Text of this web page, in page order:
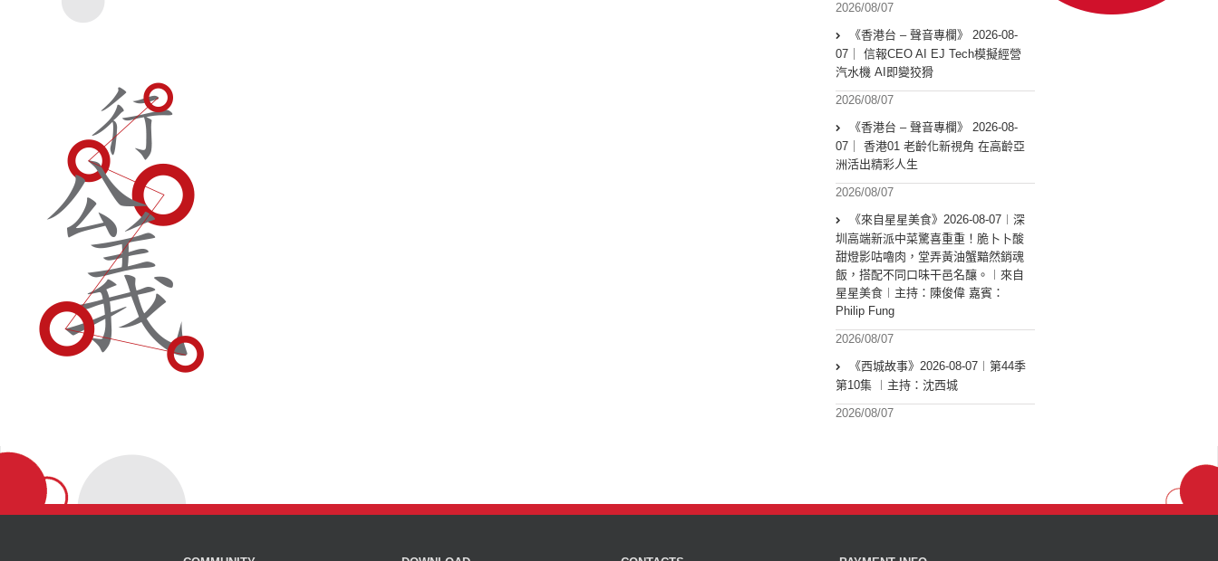
2026/08/07
《香港台 – 聲音專欄》 2026-08-
07｜ 信報CEO AI EJ Tech模擬經營
汽水機 AI即變狡猾
2026/08/07
《香港台 – 聲音專欄》 2026-08-
07｜ 香港01 老齡化新視角 在高齡亞
洲活出精彩人生
2026/08/07
《來自星星美食》2026-08-07︱深
圳高端新派中菜驚喜重重！脆卜卜酸
甜燈影咕嚕肉，堂弄黃油蟹黯然銷魂
飯，搭配不同口味干邑名釀。︱來自
星星美食︱主持：陳俊偉 嘉賓：
Philip Fung
2026/08/07
《西城故事》2026-08-07︱第44季
第10集 ︱主持：沈西城
2026/08/07